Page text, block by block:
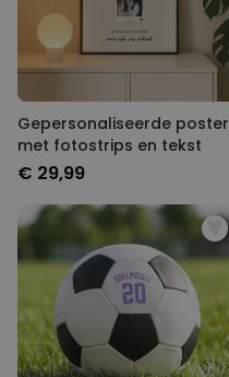
Gepersonaliseerde poster
met fotostrips en tekst
€ 29,99